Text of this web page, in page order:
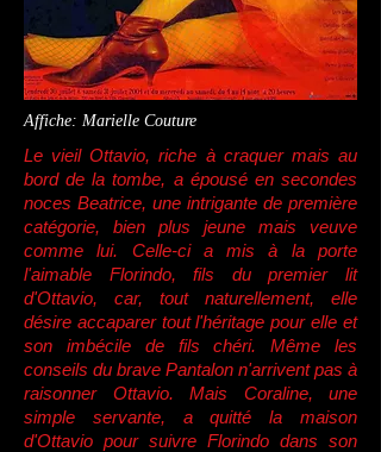
Affiche: Marielle Couture
Le vieil Ottavio, riche à craquer mais au
bord de la tombe, a épousé en secondes
noces Beatrice, une intrigante de première
catégorie, bien plus jeune mais veuve
comme lui. Celle-ci a mis à la porte
l'aimable Florindo, fils du premier lit
d'Ottavio, car, tout naturellement, elle
désire accaparer tout l'héritage pour elle et
son imbécile de fils chéri. Même les
conseils du brave Pantalon n'arrivent pas à
raisonner Ottavio. Mais Coraline, une
simple servante, a quitté la maison
d'Ottavio pour suivre Florindo dans son